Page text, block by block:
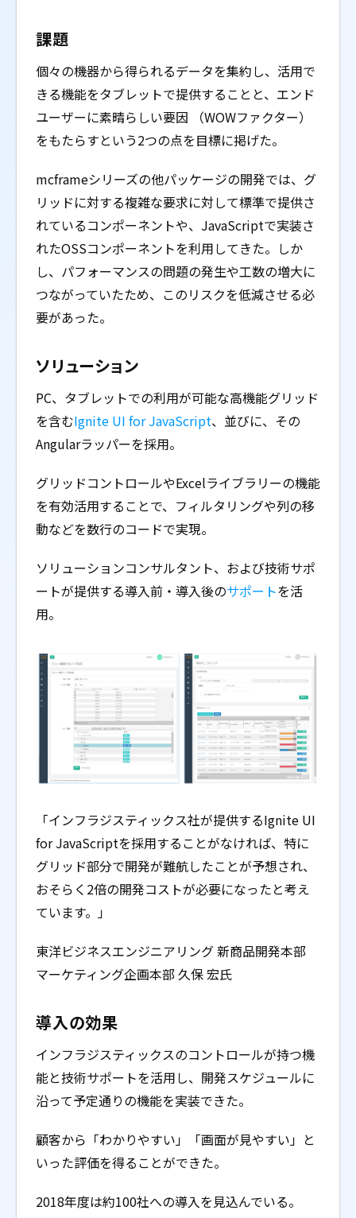
課題
個々の機器から得られるデータを集約し、活用で
きる機能をタブレットで提供することと、エンド
ユーザーに素晴らしい要因 （WOWファクター）
をもたらすという2つの点を目標に掲げた。
mcframeシリーズの他パッケージの開発では、グ
リッドに対する複雑な要求に対して標準で提供さ
れているコンポーネントや、JavaScriptで実装さ
れたOSSコンポーネントを利用してきた。しか
し、パフォーマンスの問題の発生や工数の増大に
つながっていたため、このリスクを低減させる必
要があった。
ソリューション
PC、タブレットでの利用が可能な高機能グリッド
を含むIgnite UI for JavaScript、並びに、その
Angularラッパーを採用。
グリッドコントロールやExcelライブラリーの機能
を有効活用することで、フィルタリングや列の移
動などを数行のコードで実現。
ソリューションコンサルタント、および技術サポ
ートが提供する導入前・導入後のサポートを活
用。
「インフラジスティックス社が提供するIgnite UI
for JavaScriptを採用することがなければ、特に
グリッド部分で開発が難航したことが予想され、
おそらく2倍の開発コストが必要になったと考え
ています。」
東洋ビジネスエンジニアリング 新商品開発本部
マーケティング企画本部 久保 宏氏
導入の効果
インフラジスティックスのコントロールが持つ機
能と技術サポートを活用し、開発スケジュールに
沿って予定通りの機能を実装できた。
顧客から「わかりやすい」「画面が見やすい」と
いった評価を得ることができた。
2018年度は約100社への導入を見込んでいる。